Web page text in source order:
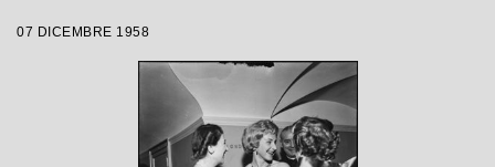
Margherita Wallmann
07 DICEMBRE 1958